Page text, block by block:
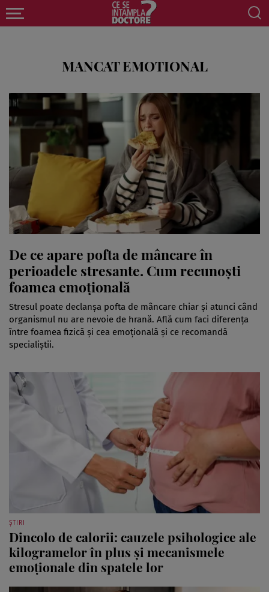
MANCAT EMOTIONAL
De ce apare pofta de mâncare în
perioadele stresante. Cum recunoști
foamea emoțională
Stresul poate declanșa pofta de mâncare chiar și atunci când
organismul nu are nevoie de hrană. Află cum faci diferența
între foamea fizică și cea emoțională și ce recomandă
specialiștii.
ȘTIRI
Dincolo de calorii: cauzele psihologice ale
kilogramelor în plus și mecanismele
emoționale din spatele lor